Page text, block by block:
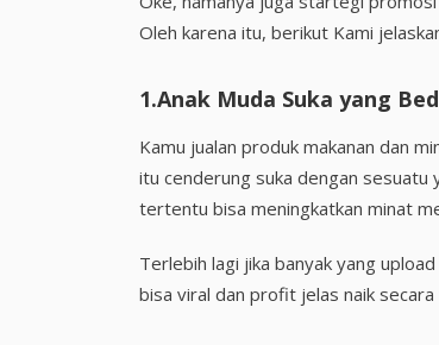
Oleh karena itu, berikut Kami
1.Anak Muda Suka yang
Kamu jualan produk makanan dan
itu cenderung suka dengan sesuatu
tertentu bisa meningkatkan minat
Terlebih lagi jika banyak yang
bisa viral dan profit jelas naik